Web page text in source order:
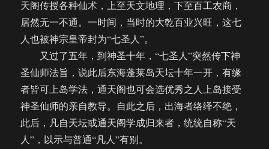
天阁传授各种仙术，上至天文地理，下至百工农商，
居然无一不通。一时间，当时的大乾百业兴旺，这七
人也被神宗皇帝封为“七圣人”。
又过了五年，到神圣十年，“七圣人”突然传下神
圣仙师法旨，说此后东海蓬莱岛天坛十年一开，有缘
者皆可上岛学法，通天阁也可会选优秀之人上岛接受
神圣仙师的亲自教导。自此之后，出海者络绎不绝，
此后，凡自天坛或通天阁学成归来者，统统自称“天
人”，以示与普通“凡人”有别。